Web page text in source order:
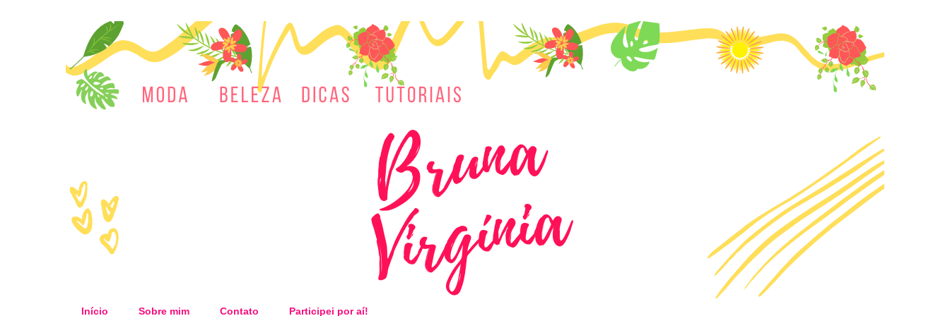
Início Sobre mim Contato Participei por aí!